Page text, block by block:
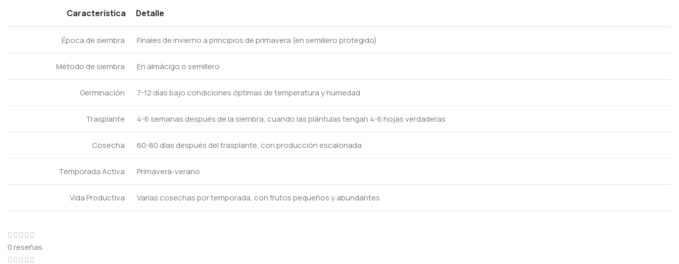
Característica Detalle
Época de siembra Finales de invierno a principios de primavera (en semillero protegido)
Método de siembra En almácigo o semillero
Germinación 7-12 días bajo condiciones óptimas de temperatura y humedad
Trasplante 4-6 semanas después de la siembra, cuando las plántulas tengan 4-6 hojas verdaderas
Cosecha 60-80 días después del trasplante, con producción escalonada
Temporada Activa Primavera-verano
Vida Productiva Varias cosechas por temporada, con frutos pequeños y abundantes
0 reseñas